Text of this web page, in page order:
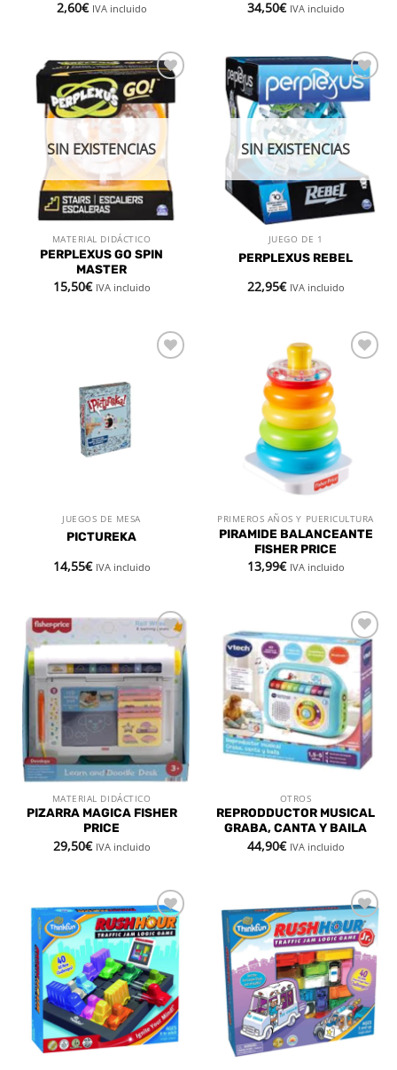
2,60€ IVA incluido 34,50€ IVA incluido
Añadir
a la
lista de
SIN EXISTENCIAS
MATERIAL DIDÁCTICO
PERPLEXUS GO SPIN
MASTER
15,50€ IVA incluido
Añadir
a la
lista de
deseos
SIN EXISTENCIAS
JUEGO DE 1
PERPLEXUS REBEL
22,95€ IVA incluido
JUEGOS DE MESA
PICTUREKA
14,55€ IVA incluido
PRIMEROS AÑOS Y PUERICULTURA
PIRAMIDE BALANCEANTE
FISHER PRICE
13,99€ IVA incluido
Añadir
a la
lista de
deseos
MATERIAL DIDÁCTICO
PIZARRA MAGICA FISHER
PRICE
29,50€ IVA incluido
Añadir
a la
lista de
deseos
OTROS
REPRODDUCTOR MUSICAL
GRABA, CANTA Y BAILA
44,90€ IVA incluido
Añadir
a la
lista de
deseos
Añadir
a la
lista de
deseos